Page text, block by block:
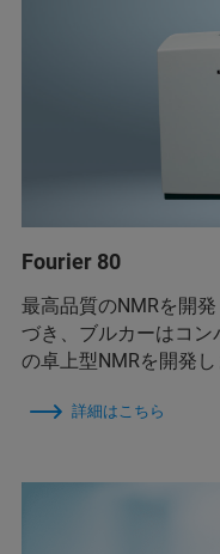
Fourier 80
最高品質のNMRを開
づき、ブルカーはコ
の卓上型NMRを開発し
詳細はこちら